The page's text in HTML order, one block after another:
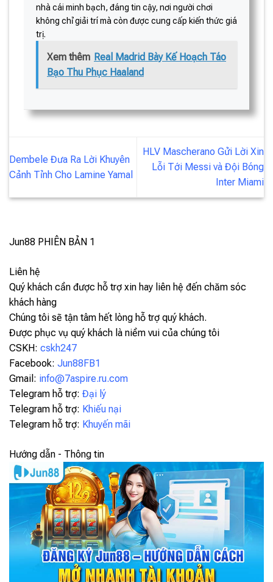
nhà cái minh bạch, đáng tin cậy, nơi người chơi
không chỉ giải trí mà còn được cung cấp kiến thức giá
trị.
Xem thêm Real Madrid Bày Kế Hoạch Táo
Bạo Thu Phục Haaland
Dembele Đưa Ra Lời Khuyên
Cảnh Tỉnh Cho Lamine Yamal
HLV Mascherano Gửi Lời Xin
Lỗi Tới Messi và Đội Bóng
Inter Miami
Jun88 PHIÊN BẢN 1
Liên hệ
Quý khách cần được hỗ trợ xin hay liên hệ đến chăm sóc
khách hàng
Chúng tôi sẽ tận tâm hết lòng hỗ trợ quý khách.
Được phục vụ quý khách là niềm vui của chúng tôi
CSKH: cskh247
Facebook: Jun88FB1
Gmail: info@7aspire.ru.com
Telegram hỗ trợ: Đại lý
Telegram hỗ trợ: Khiếu nại
Telegram hỗ trợ: Khuyến mãi
Hướng dẫn - Thông tin